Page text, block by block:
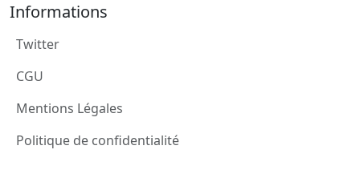
Informations
Twitter
CGU
Mentions Légales
Politique de confidentialité